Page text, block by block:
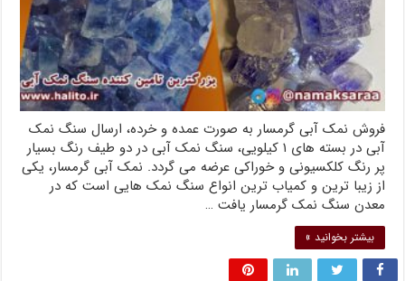
فروش نمک آبی گرمسار به صورت عمده و خرده، ارسال سنگ نمک
آبی در بسته های ۱ کیلویی، سنگ نمک آبی در دو طیف رنگ بسیار
پر رنگ کلکسیونی و خوراکی عرضه می گردد. نمک آبی گرمسار، یکی
از زیبا ترین و کمیاب ترین انواع سنگ نمک هایی است که در
معدن سنگ نمک گرمسار یافت …
بیشتر بخوانید »